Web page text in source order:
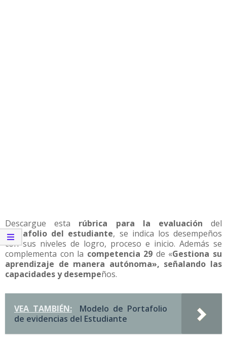
Descargue esta rúbrica para la evaluación del
portafolio del estudiante, se indica los desempeños
con sus niveles de logro, proceso e inicio. Además se
complementa con la competencia 29 de «Gestiona su
aprendizaje de manera autónoma», señalando las
capacidades y desempeños.
VEA TAMBIÉN:
Modelo de Portafolio
de evidencias del Estudiante